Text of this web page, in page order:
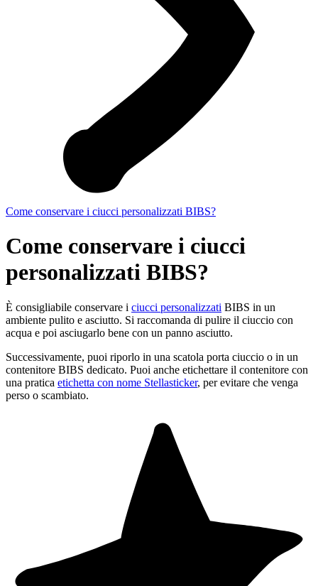
Come conservare i ciucci personalizzati BIBS?
Come conservare i ciucci
personalizzati BIBS?
È consigliabile conservare i ciucci personalizzati BIBS in un
ambiente pulito e asciutto. Si raccomanda di pulire il ciuccio con
acqua e poi asciugarlo bene con un panno asciutto.
Successivamente, puoi riporlo in una scatola porta ciuccio o in un
contenitore BIBS dedicato. Puoi anche etichettare il contenitore con
una pratica etichetta con nome Stellasticker, per evitare che venga
perso o scambiato.